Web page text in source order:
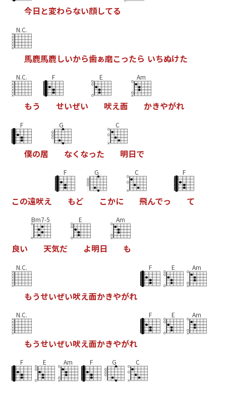
今日 と変わらない顔してる
N.C.
馬鹿馬鹿しいから歯ぁ磨こったら いちぬけた
N.C.
もう
F
せいぜい
E
吠え面
Am
かきやがれ
F
僕の居
G
なく なった
C
明日で
この遠吠え
F
もど
G
こかに
C
飛んでっ
F
て
良い
Bm7-5
天気だ
E
よ明日
Am
も
N.C.
もうせいぜい吠え面かきやがれ
F E Am
N.C.
もうせいぜい吠え面かきやがれ
F E Am
F E Am F G C